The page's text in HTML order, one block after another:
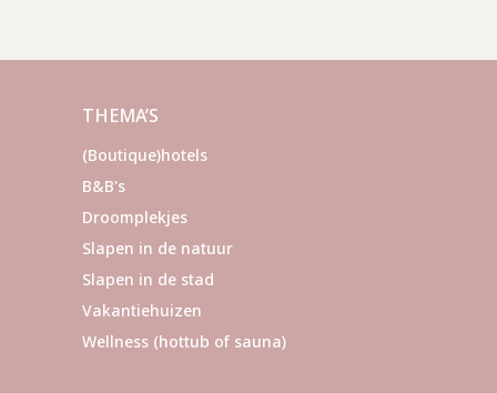
THEMA’S
(Boutique)hotels
B&B's
Droomplekjes
Slapen in de natuur
Slapen in de stad
Vakantiehuizen
Wellness (hottub of sauna)